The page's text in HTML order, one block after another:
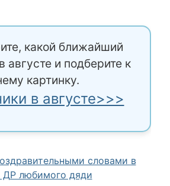
какой ближайший
августе и подберите к
картинку.
в августе>>>